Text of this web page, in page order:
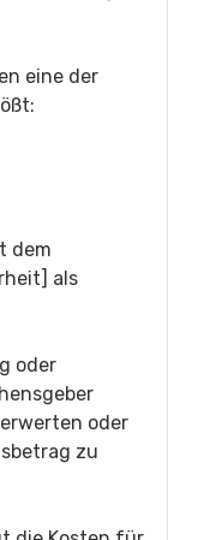
eine der
dem
als
oder
oder
zu